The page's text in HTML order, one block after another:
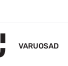
VARUOSAD